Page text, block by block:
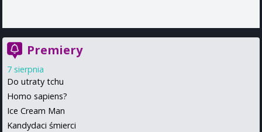
Premiery
7 sierpnia
Do utraty tchu
Homo sapiens?
Ice Cream Man
Kandydaci śmierci